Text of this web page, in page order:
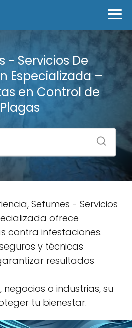
- Servicios De
Especializada –
en Control de
Plagas
Sefumes - Servicios
ofrece
contra infestaciones.
y técnicas
resultados
o industrias, su
tu bienestar.